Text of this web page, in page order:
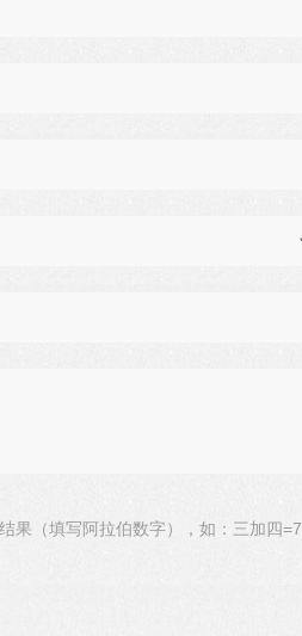
果（填写阿拉伯数字），如：三加四=7